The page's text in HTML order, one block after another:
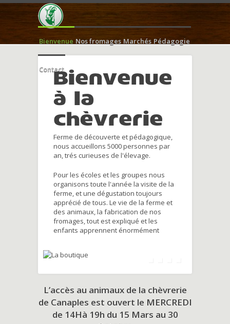
Bienvenue Nos fromages Marchés Pédagogie
ContactBienvenue
à la
chèvrerie
Ferme de découverte et pédagogique,
nous accueillons 5000 personnes par
an, trés curieuses de l'élevage.
Pour les écoles et les groupes nous
organisons toute l'année la visite de la
ferme, et une dégustation toujours
apprécié de tous. Le vie de la ferme et
des animaux, la fabrication de nos
fromages, tout est expliqué et les
enfants apprennent énormément
L’accès au animaux de la chèvrerie
de Canaples est ouvert le MERCREDI
de 14Hà 19h du 15 Mars au 30